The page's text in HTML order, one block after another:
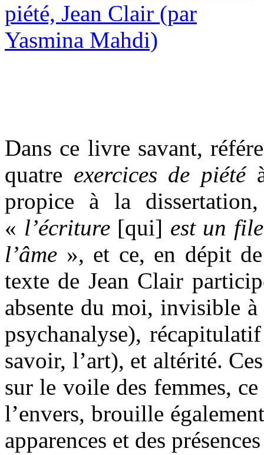
Dans ce livre savant,
quatre exercices de piété
propice à la
« l’écriture [qui] est un
l’âme », et ce, en dépit
texte de Jean Clair
absente du moi, invisible
psychanalyse),
savoir, l’art), et altérité.
sur le voile des femmes,
l’envers, brouille
apparences et des